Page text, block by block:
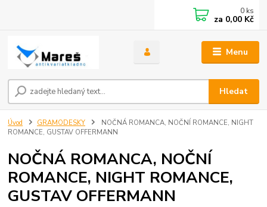
Menu
Hledat
0 ks
za 0,00 Kč
Úvod GRAMODESKY
NOČNÁ ROMANCA, NOČNÍ ROMANCE, NIGHT
ROMANCE, GUSTAV OFFERMANN
NOČNÁ ROMANCA, NOČNÍ
ROMANCE, NIGHT ROMANCE,
GUSTAV OFFERMANN